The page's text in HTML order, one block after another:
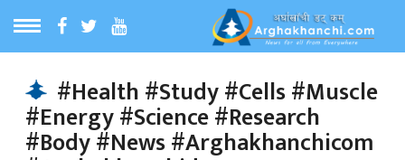
MENU#Health #Study #Cells #Muscle
#Energy #Science #Research
#Body #News #Arghakhanchicom